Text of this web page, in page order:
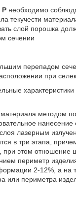
Р необходимо
текучести
слой порошка
сечении
перепадом
при
методом
лазерным
в три этапа,
при этом
периметр
2-12%, а на
или периметра